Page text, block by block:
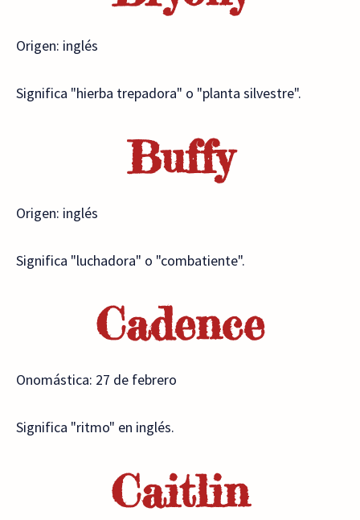
Origen: inglés
Significa "hierba trepadora" o "planta silvestre".
Buffy
Origen: inglés
Significa "luchadora" o "combatiente".
Cadence
Onomástica: 27 de febrero
Significa "ritmo" en inglés.
Caitlin